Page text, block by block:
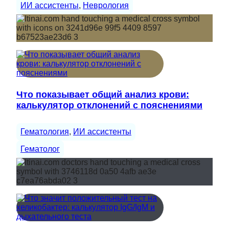
ИИ ассистенты, Неврология
Что показывает общий анализ крови:
калькулятор отклонений с пояснениями
Гематология, ИИ ассистенты
Гематолог